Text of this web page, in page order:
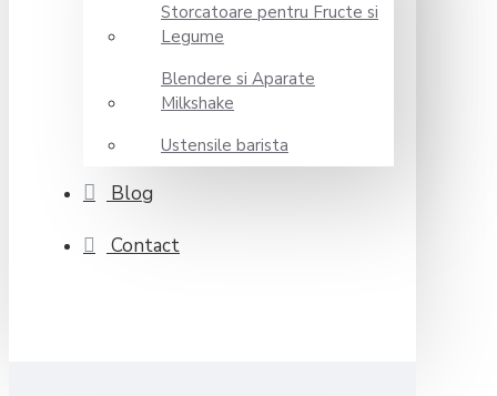
Storcatoare pentru Fructe si
Legume
Blendere si Aparate
Milkshake
Ustensile barista
Blog
Contact